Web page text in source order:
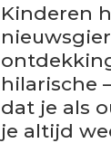
Kinderen
hilarische
dat je als
je altijd